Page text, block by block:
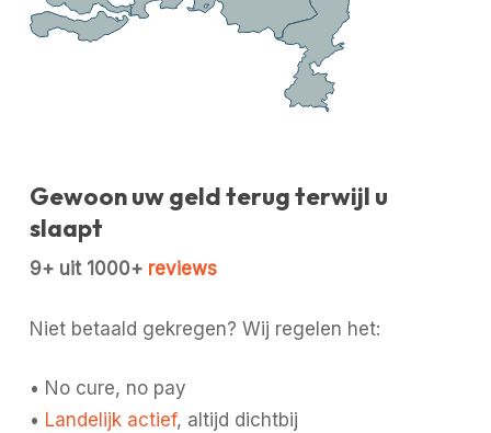
Gewoon uw geld terug terwijl u
slaapt
9+ uit 1000+ reviews
Niet betaald gekregen? Wij regelen het:
• No cure, no pay
• Landelijk actief, altijd dichtbij